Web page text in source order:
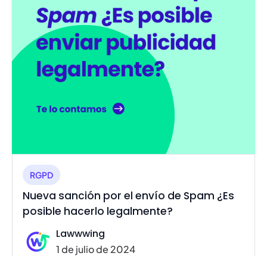
RGPD
Nueva sanción por el envío de Spam ¿Es
posible hacerlo legalmente?
Lawwwing
1 de julio de 2024